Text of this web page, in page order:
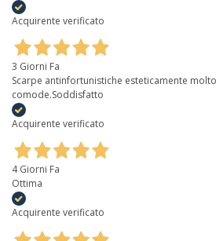
Acquirente verificato
3 Giorni Fa
Scarpe antinfortunistiche esteticamente
comode.Soddisfatto
Acquirente verificato
4 Giorni Fa
Ottima
Acquirente verificato